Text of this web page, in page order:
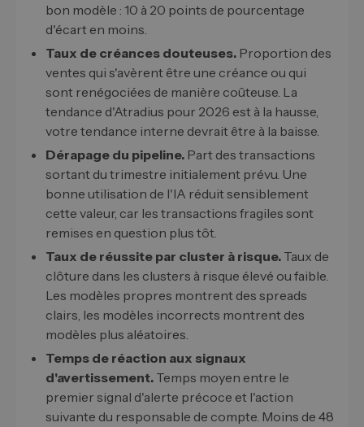
bon modèle : 10 à 20 points de pourcentage
d'écart en moins.
Taux de créances douteuses. Proportion des
ventes qui s'avèrent être une créance ou qui
sont renégociées de manière coûteuse. La
tendance d'Atradius pour 2026 est à la hausse,
votre tendance interne devrait être à la baisse.
Dérapage du pipeline. Part des transactions
sortant du trimestre initialement prévu. Une
bonne utilisation de l'IA réduit sensiblement
cette valeur, car les transactions fragiles sont
remises en question plus tôt.
Taux de réussite par cluster à risque. Taux de
clôture dans les clusters à risque élevé ou faible.
Les modèles propres montrent des spreads
clairs, les modèles incorrects montrent des
modèles plus aléatoires.
Temps de réaction aux signaux
d'avertissement. Temps moyen entre le
premier signal d'alerte précoce et l'action
suivante du responsable de compte. Moins de 48